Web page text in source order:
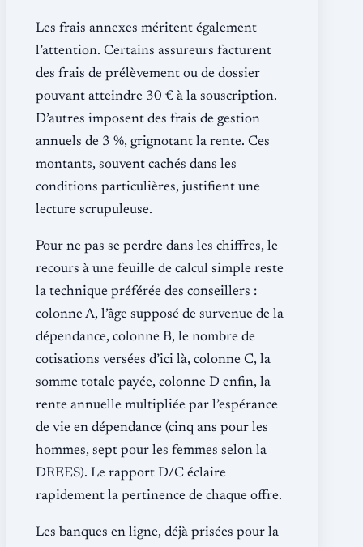
Les frais annexes méritent également
l’attention. Certains assureurs facturent
des frais de prélèvement ou de dossier
pouvant atteindre 30 € à la souscription.
D’autres imposent des frais de gestion
annuels de 3 %, grignotant la rente. Ces
montants, souvent cachés dans les
conditions particulières, justifient une
lecture scrupuleuse.
Pour ne pas se perdre dans les chiffres, le
recours à une feuille de calcul simple reste
la technique préférée des conseillers :
colonne A, l’âge supposé de survenue de la
dépendance, colonne B, le nombre de
cotisations versées d’ici là, colonne C, la
somme totale payée, colonne D enfin, la
rente annuelle multipliée par l’espérance
de vie en dépendance (cinq ans pour les
hommes, sept pour les femmes selon la
DREES). Le rapport D/C éclaire
rapidement la pertinence de chaque offre.
Les banques en ligne, déjà prisées pour la